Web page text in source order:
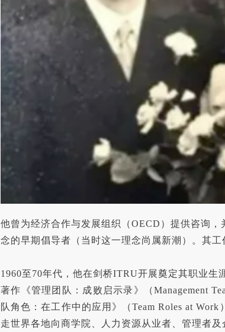
他曾为经济合作与发展组织（OECD）提供咨询
念的早期倡导者（当时这一理念尚属新潮）。其工
1960至70年代，他在剑桥ITRU开展奠定其职业生
著作《管理团队：成败启示录》（Management
队角色：在工作中的应用》（Team Roles at
走世界各地向商学院、人力资源从业者、管理者及